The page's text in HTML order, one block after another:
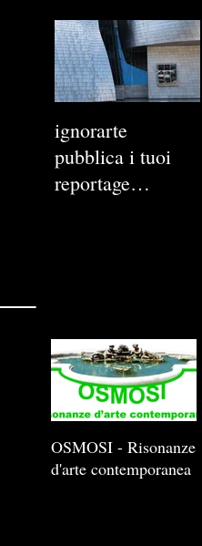
ignorarte
pubblica i tuoi
reportage
OSMOSI - Risonanze
d'arte contemporanea